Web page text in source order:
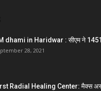
dhami in Haridwar : सीएम ने
28, 2021
Radial Healing Center: मैक्स